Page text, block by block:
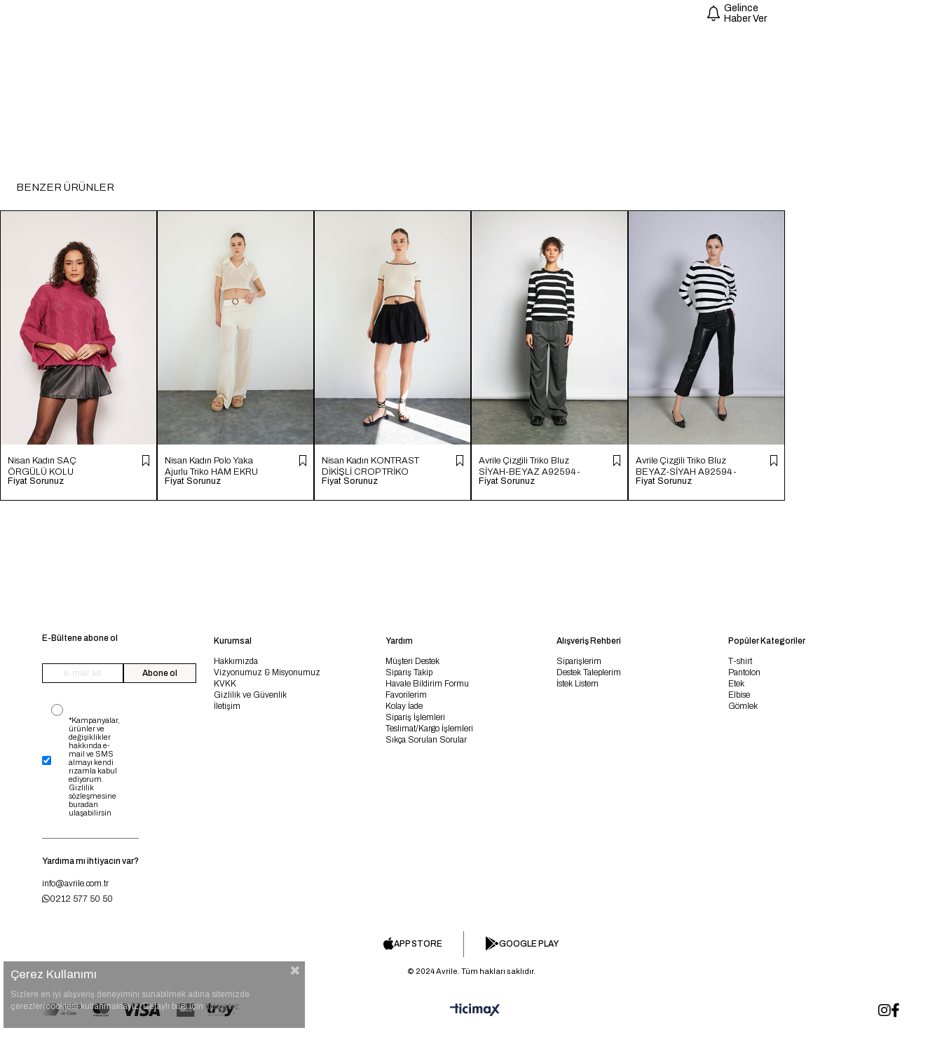
Gelince
Haber Ver
BENZER ÜRÜNLER
Nisan Kadın SAÇ
ÖRGÜLÜ KOLU
YIRTMAÇLI TRİKO
Fiyat Sorunuz
Nisan Kadın Polo Yaka
Ajurlu Triko HAM EKRU
TT4246-Z
Fiyat Sorunuz
Nisan Kadın KONTRAST
DİKİŞLİ CROP TRİKO
HAM EKRU TT4231-Z
Fiyat Sorunuz
Avrile Çizgili Triko Bluz
SİYAH-BEYAZ A92594-
S
Fiyat Sorunuz
Avrile Çizgili Triko Bluz
BEYAZ-SİYAH A92594-
S
Fiyat Sorunuz
E-Bültene abone ol
Abone ol
*Kampanyalar,
ürünler ve
değişiklikler
hakkında e-
mail ve SMS
almayı kendi
rızamla kabul
ediyorum.
Gizlilik
sözleşmesine
buradan
ulaşabilirsin
Yardıma mı ihtiyacın var?
info@avrile.com.tr
0212 577 50 50
Kurumsal
Hakkımızda
Vizyonumuz & Misyonumuz
KVKK
Gizlilik ve Güvenlik
İletişim
Yardım
Müşteri Destek
Sipariş Takip
Havale Bildirim Formu
Favorilerim
Kolay İade
Sipariş İşlemleri
Teslimat/Kargo İşlemleri
Sıkça Sorulan Sorular
Alışveriş Rehberi
Siparişlerim
Destek Taleplerim
İstek Listem
Popüler Kategoriler
T-shirt
Pantolon
Etek
Elbise
Gömlek
APP STORE GOOGLE PLAY
© 2024 Avrile. Tüm hakları saklıdır.
Çerez Kullanımı
Sizlere en iyi alışveriş deneyimini sunabilmek adına sitemizde
çerezler(cookies) kullanmaktayız. Detaylı bilgi için tıklayınız.